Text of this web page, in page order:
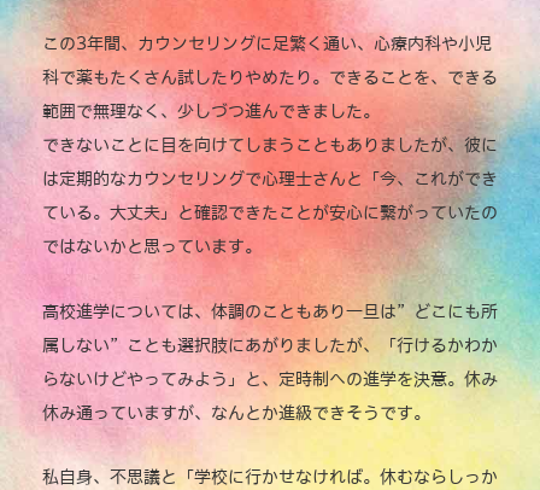
この3年間、カウンセリングに足繁く通い、心療内科や小児
科で薬もたくさん試したりやめたり。できることを、できる
範囲で無理なく、少しづつ進んできました。
できないことに目を向けてしまうこともありましたが、彼に
は定期的なカウンセリングで心理士さんと「今、これができ
ている。大丈夫」と確認できたことが安心に繋がっていたの
ではないかと思っています。
高校進学については、体調のこともあり一旦は”どこにも所
属しない”ことも選択肢にあがりましたが、「行けるかわか
らないけどやってみよう」と、定時制への進学を決意。休み
休み通っていますが、なんとか進級できそうです。
私自身、不思議と「学校に行かせなければ。休むならしっか